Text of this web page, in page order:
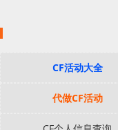
CF活动大全
代做CF活动